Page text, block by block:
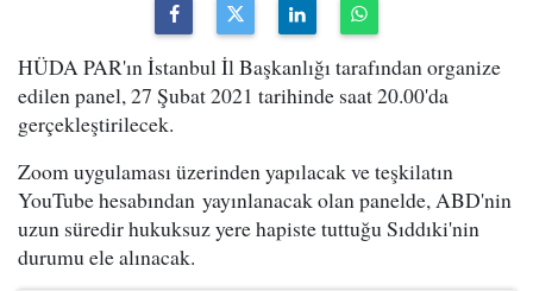
HÜDA PAR'ın İstanbul İl Başkanlığı tarafından organize
edilen panel, 27 Şubat 2021 tarihinde saat 20.00'da
gerçekleştirilecek.
Zoom uygulaması üzerinden yapılacak ve teşkilatın
YouTube hesabından yayınlanacak olan panelde, ABD'nin
uzun süredir hukuksuz yere hapiste tuttuğu Sıddıki'nin
durumu ele alınacak.